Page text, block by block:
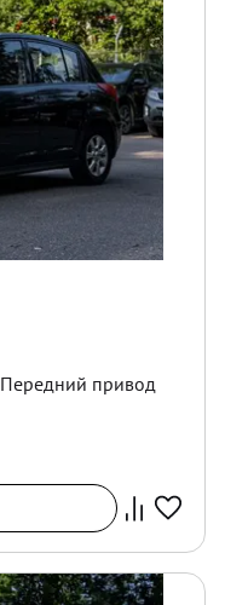
Передний привод